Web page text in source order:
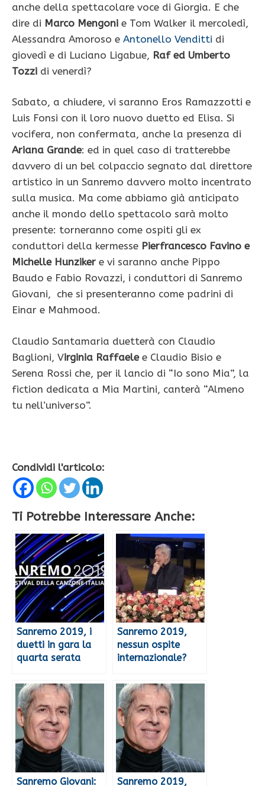
anche della spettacolare voce di Giorgia. E che
dire di Marco Mengoni e Tom Walker il mercoledì,
Alessandra Amoroso e Antonello Venditti di
giovedì e di Luciano Ligabue, Raf ed Umberto
Tozzi di venerdì?
Sabato, a chiudere, vi saranno Eros Ramazzotti e
Luis Fonsi con il loro nuovo duetto ed Elisa. Si
vocifera, non confermata, anche la presenza di
Ariana Grande: ed in quel caso di tratterebbe
davvero di un bel colpaccio segnato dal direttore
artistico in un Sanremo davvero molto incentrato
sulla musica. Ma come abbiamo già anticipato
anche il mondo dello spettacolo sarà molto
presente: torneranno come ospiti gli ex
conduttori della kermesse Pierfrancesco Favino e
Michelle Hunziker e vi saranno anche Pippo
Baudo e Fabio Rovazzi, i conduttori di Sanremo
Giovani, che si presenteranno come padrini di
Einar e Mahmood.
Claudio Santamaria duetterà con Claudio
Baglioni, Virginia Raffaelee Claudio Bisio e
Serena Rossi che, per il lancio di “Io sono Mia”, la
fiction dedicata a Mia Martini, canterà “Almeno
tu nell’universo”.
Condividi l'articolo:
Ti Potrebbe Interessare Anche:
Sanremo 2019, i
duetti in gara la
quarta serata
Sanremo 2019,
nessun ospite
internazionale?
Sanremo Giovani: Sanremo 2019,